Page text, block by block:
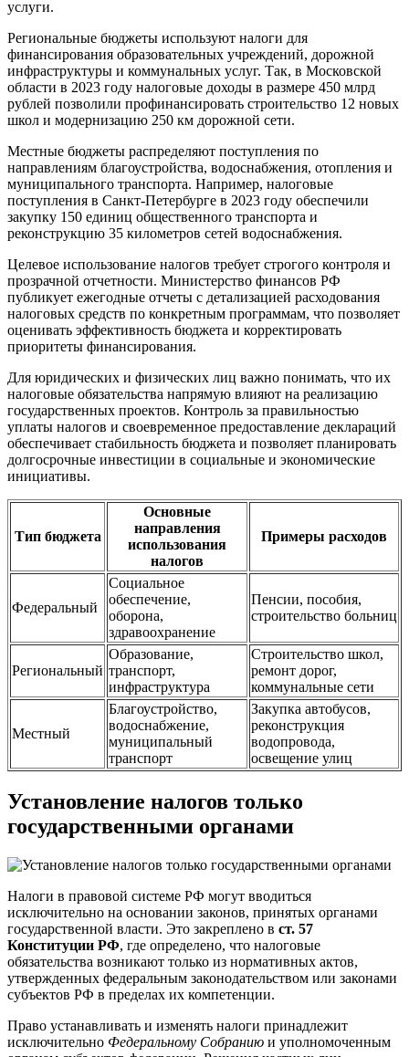
услуги.
Региональные бюджеты используют налоги для
финансирования образовательных учреждений, дорожной
инфраструктуры и коммунальных услуг. Так, в Московской
области в 2023 году налоговые доходы в размере 450 млрд
рублей позволили профинансировать строительство 12 новых
школ и модернизацию 250 км дорожной сети.
Местные бюджеты распределяют поступления по
направлениям благоустройства, водоснабжения, отопления и
муниципального транспорта. Например, налоговые
поступления в Санкт-Петербурге в 2023 году обеспечили
закупку 150 единиц общественного транспорта и
реконструкцию 35 километров сетей водоснабжения.
Целевое использование налогов требует строгого контроля и
прозрачной отчетности. Министерство финансов РФ
публикует ежегодные отчеты с детализацией расходования
налоговых средств по конкретным программам, что позволяет
оценивать эффективность бюджета и корректировать
приоритеты финансирования.
Для юридических и физических лиц важно понимать, что их
налоговые обязательства напрямую влияют на реализацию
государственных проектов. Контроль за правильностью
уплаты налогов и своевременное предоставление деклараций
обеспечивает стабильность бюджета и позволяет планировать
долгосрочные инвестиции в социальные и экономические
инициативы.
Тип бюджета
Основные
направления
использования
налогов
Примеры расходов
Федеральный
Социальное
обеспечение,
оборона,
здравоохранение
Пенсии, пособия,
строительство больниц
Региональный
Образование,
транспорт,
инфраструктура
Строительство школ,
ремонт дорог,
коммунальные сети
Местный
Благоустройство,
водоснабжение,
муниципальный
транспорт
Закупка автобусов,
реконструкция
водопровода,
освещение улиц
Установление налогов только
государственными органами
Налоги в правовой системе РФ могут вводиться
исключительно на основании законов, принятых органами
государственной власти. Это закреплено в ст. 57
Конституции РФ, где определено, что налоговые
обязательства возникают только из нормативных актов,
утвержденных федеральным законодательством или законами
субъектов РФ в пределах их компетенции.
Право устанавливать и изменять налоги принадлежит
исключительно Федеральному Собранию и уполномоченным